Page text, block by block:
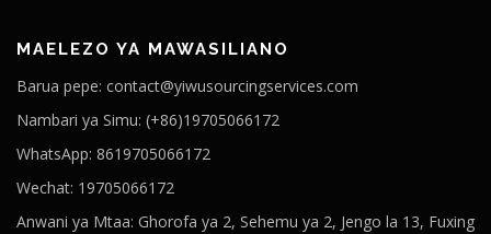
MAELEZO YA MAWASILIANO
Barua pepe: contact@yiwusourcingservices.com
Nambari ya Simu: (+86)19705066172
WhatsApp: 8619705066172
Wechat: 19705066172
Anwani ya Mtaa: Ghorofa ya 2, Sehemu ya 2, Jengo la 13, Fuxing